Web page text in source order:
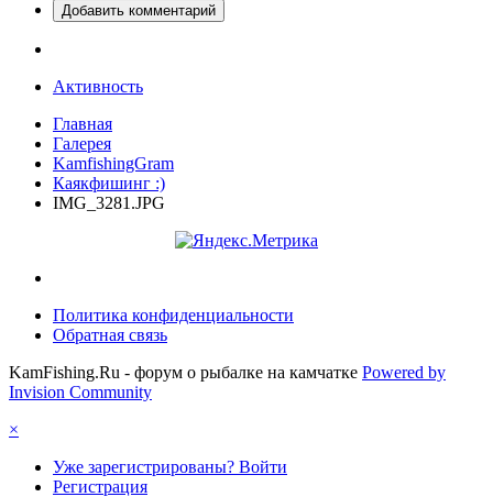
Добавить комментарий
Активность
Главная
Галерея
KamfishingGram
Каякфишинг :)
IMG_3281.JPG
Политика конфиденциальности
Обратная связь
KamFishing.Ru - форум о рыбалке на камчатке Powered by
Invision Community
×
Уже зарегистрированы? Войти
Регистрация